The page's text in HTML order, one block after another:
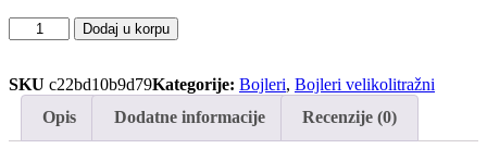
Bojler
50l
Metalac
Hydra
količina
Dodaj u korpu
SKU c22bd10b9d79Kategorije: Bojleri, Bojleri velikolitražni
Opis
Dodatne informacije Recenzije (0)